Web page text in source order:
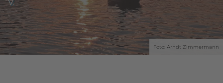
Foto: Arndt Zimmermann
V.